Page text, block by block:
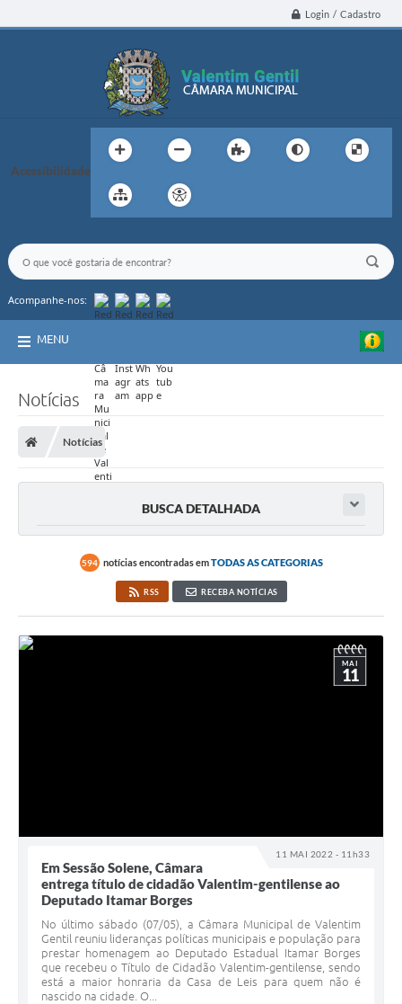
Login / Cadastro
Acessibilidade
Acompanhe-nos:
MENU
Notícias
Notícias
BUSCA DETALHADA
594 notícias encontradas emTODAS AS CATEGORIAS
RSS RECEBA NOTÍCIAS
11 MAI 2022 - 11h33
MAI
11
Em Sessão Solene, Câmara
entrega título de cidadão Valentim-gentilense ao
Deputado Itamar Borges
No último sábado (07/05), a Câmara Municipal de Valentim
Gentil reuniu lideranças políticas municipais e população para
prestar homenagem ao Deputado Estadual Itamar Borges
que recebeu o Título de Cidadão Valentim-gentilense, sendo
está a maior honraria da Casa de Leis para quem não é
nascido na cidade. O...